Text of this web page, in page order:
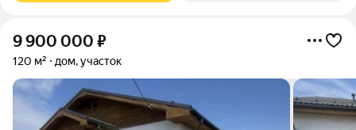
9 900 000 ₽
120 м² дом, участок